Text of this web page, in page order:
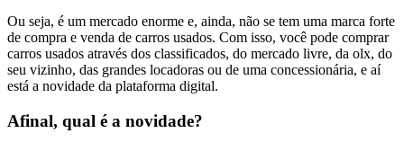
Ou seja, é um mercado enorme e, ainda, não se tem uma marca forte
de compra e venda de carros usados. Com isso, você pode comprar
carros usados através dos classificados, do mercado livre, da olx, do
seu vizinho, das grandes locadoras ou de uma concessionária, e aí
está a novidade da plataforma digital.
Afinal, qual é a novidade?